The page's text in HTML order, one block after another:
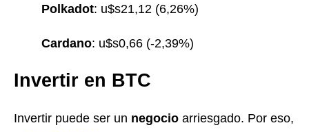
Polkadot: u$s21,12 (6,26%)
Cardano: u$s0,66 (-2,39%)
Invertir en BTC
Invertir puede ser un negocio arriesgado. Por eso,